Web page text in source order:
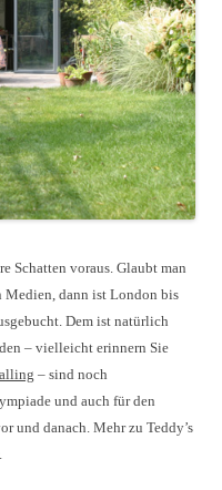
Schatten voraus. Glaubt man
Medien, dann ist London bis
Dem ist natürlich
– vielleicht erinnern Sie
 – sind noch
und auch für den
und danach. Mehr zu Teddy’s
.